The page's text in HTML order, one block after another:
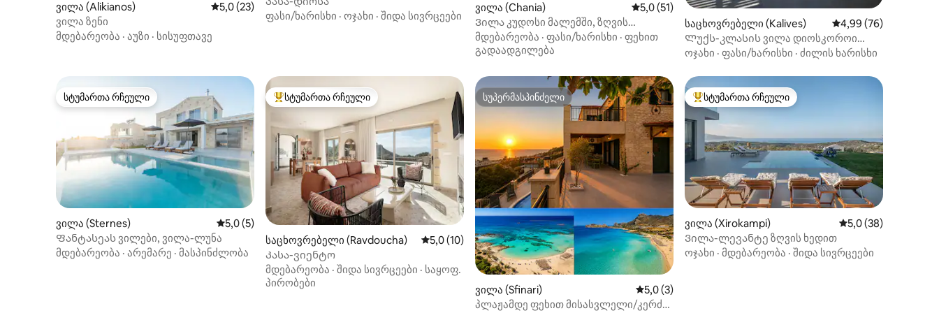
ვილა (Alikianos) საშუალო შეფასებაა 5‑დან 5,0, 23 მიმოხილვა
5,0 (23)
ვილა ზენი
მდებარეობა · აუზი · სისუფთავე
ფასი/ხარისხი · ოჯახი · შიდა სივრცეები
ვილა (Chania) საშუალო შეფასებაა 5‑დან 5,0, 51 მიმოხილვა
5,0 (51)
Ვილა კუდოსი მალემში, ზღვის
გასაოცარი ხედით
მდებარეობა · ფასი/ხარისხი · ფეხით
გადაადგილება
საცხოვრებელი (Kalives) საშუალო შეფასებაა
4,99 (76)
Ლუქს-კლასის ვილა დიოსკოროი
გათბობის ეკო აუზი და ჯაკუზი
ოჯახი · ფასი/ხარისხი · ძილის ხარისხი
სტუმართა რჩეული
სტუმართა რჩეული
ვილა (Sternes) საშუალო შეფასებაა 5‑დან 5,0, 5 მიმოხილვა
5,0 (5)
Ფანტასეას ვილები, ვილა-ლუნა
მდებარეობა · არემარე · მასპინძლობა
სტუმართა რჩეული მოწინავე ვარიანტი
სტუმართა რჩეული
საცხოვრებელი (Ravdoucha) საშუალო შეფასებაა 5‑დან 5,0, 10 მიმოხილვა
5,0 (10)
Კასა-ვიენტო
მდებარეობა · შიდა სივრცეები · საყოფ.
პირობები
სუპერმასპინძელი
სუპერმასპინძელი
ვილა (Sfinari) საშუალო შეფასებაა 5‑დან 5,0, 3 მიმოხილვა
5,0 (3)
პლაჟამდე ფეხით მისასვლელი/კერძო
სტუმართა რჩეული მოწინავე ვარიანტი
სტუმართა რჩეული
ვილა (Xirokampi) საშუალო
5,0 (38)
Ვილა-ლევანტე ზღვის ხედით
ოჯახი · მდებარეობა · შიდა სივრცეები